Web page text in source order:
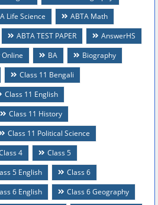
Life Science
ABTA Math
ABTA TEST PAPER
AnswerHS
BA
Biography
Class 11 Bengali
Class 11 English
Class 11 History
Class 11 Political Science
4
Class 5
5 English
Class 6
6 English
Class 6 Geography